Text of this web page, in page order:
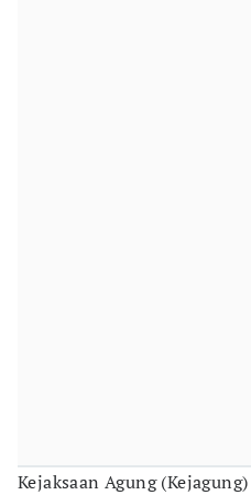
Kejaksaan Agung